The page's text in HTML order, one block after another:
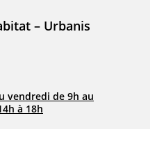
– Urbanis
vendredi de 9h au
à 18h